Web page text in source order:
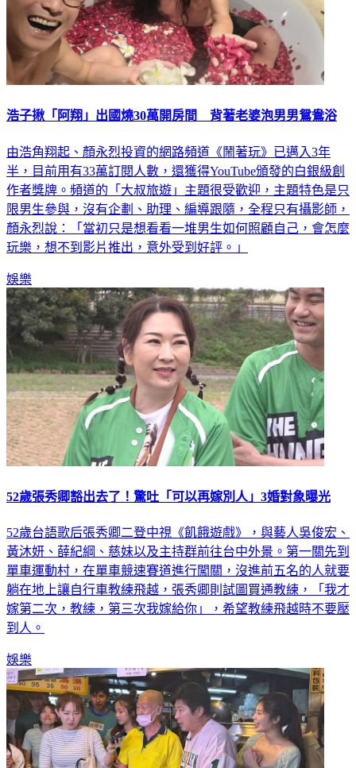
浩子揪「阿翔」出國燒30萬開房間 背著老婆泡男男鴛鴦浴
由浩角翔起、顏永烈投資的網路頻道《鬧著玩》已邁入3年
半，目前用有33萬訂閱人數，還獲得YouTube頒發的白銀級創
作者獎牌。頻道的「大叔旅遊」主題很受歡迎，主題特色是只
限男生參與，沒有企劃、助理、編導跟隨，全程只有攝影師，
顏永烈說：「當初只是想看看一堆男生如何照顧自己，會怎麼
玩樂，想不到影片推出，意外受到好評。」
娛樂
52歲張秀卿豁出去了！驚吐「可以再嫁別人」3婚對象曝光
52歲台語歌后張秀卿二登中視《飢餓遊戲》，與藝人吳俊宏、
黃沐妍、薛紀綱、慈妹以及主持群前往台中外景。第一關先到
單車運動村，在單車競速賽道進行闖關，沒進前五名的人就要
躺在地上讓自行車教練飛越，張秀卿則試圖買通教練，「我才
嫁第二次，教練，第三次我嫁給你」，希望教練飛越時不要壓
到人。
娛樂